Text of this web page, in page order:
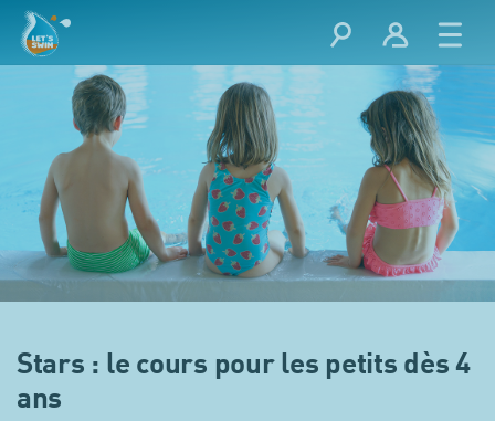
Stars : le cours pour les petits dès 4
ans